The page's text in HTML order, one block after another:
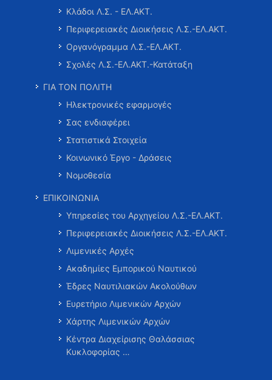
Κλάδοι Λ.Σ. - ΕΛ.ΑΚΤ.
Περιφερειακές Διοικήσεις Λ.Σ.-ΕΛ.ΑΚΤ.
Οργανόγραμμα Λ.Σ.-ΕΛ.ΑΚΤ.
Σχολές Λ.Σ.-ΕΛ.ΑΚΤ.-Κατάταξη
ΓΙΑ ΤΟΝ ΠΟΛΙΤΗ
Ηλεκτρονικές εφαρμογές
Σας ενδιαφέρει
Στατιστικά Στοιχεία
Κοινωνικό Έργο - Δράσεις
Νομοθεσία
ΕΠΙΚΟΙΝΩΝΙΑ
Υπηρεσίες του Αρχηγείου Λ.Σ.-ΕΛ.ΑΚΤ.
Περιφερειακές Διοικήσεις Λ.Σ.-ΕΛ.ΑΚΤ.
Λιμενικές Αρχές
Ακαδημίες Εμπορικού Ναυτικού
Έδρες Ναυτιλιακών Ακολούθων
Ευρετήριο Λιμενικών Αρχών
Χάρτης Λιμενικών Αρχών
Κέντρα Διαχείρισης Θαλάσσιας
Κυκλοφορίας …